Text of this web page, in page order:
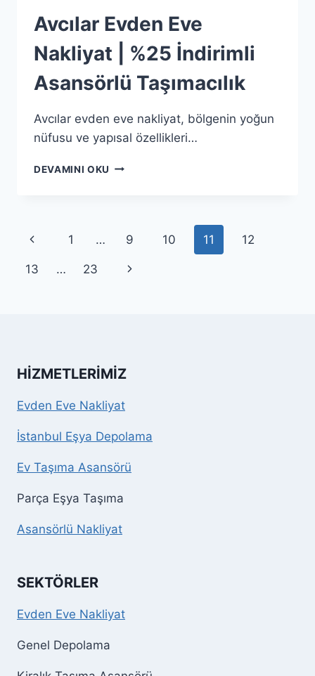
Avcılar Evden Eve
Nakliyat | %25 İndirimli
Asansörlü Taşımacılık
Avcılar evden eve nakliyat, bölgenin yoğun
nüfusu ve yapısal özellikleri…
DEVAMINI OKU AVCILAR
%25
ASANSÖRLÜ
Page
navigation
Previous
Page
1 … 9 10 11 12
13 … 23
Next
HIZMETLERIMIZ
Evden Eve Nakliyat
İstanbul Eşya Depolama
Ev Taşıma Asansörü
Parça Eşya Taşıma
Asansörlü Nakliyat
SEKTÖRLER
Evden Eve Nakliyat
Genel Depolama